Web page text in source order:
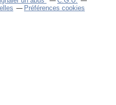
Préférences cookies